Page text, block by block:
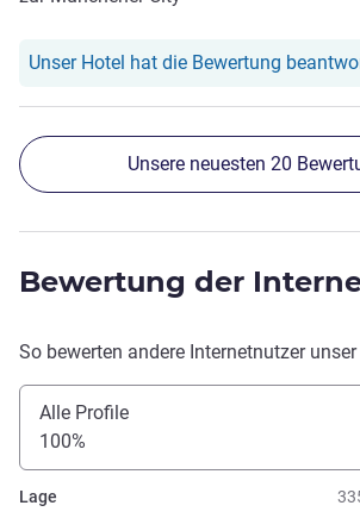
Unser Hotel hat die Bewertung
Unsere neuesten 20
Bewertung der
So bewerten andere Internetnutzer
Alle Profile
100%
Lage